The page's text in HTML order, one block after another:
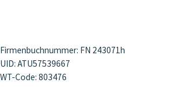
Firmenbuchnummer: FN 243071h
UID: ATU57539667
WT-Code: 803476